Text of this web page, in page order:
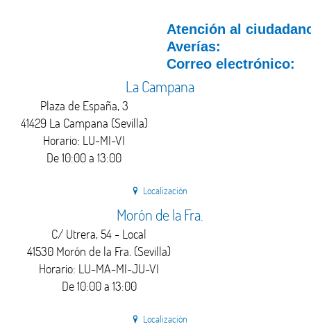
Atención al
Averías:
Correo electrónico:
La Campana
Plaza de España, 3
41429 La Campana (Sevilla)
Horario: LU-MI-VI
De 10:00 a 13:00
Localización
Morón de la Fra.
C/ Utrera, 54 - Local
41530 Morón de la Fra. (Sevilla)
Horario: LU-MA-MI-JU-VI
De 10:00 a 13:00
Localización